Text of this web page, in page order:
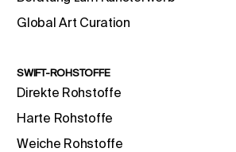
Global Art Curation
SWIFT-ROHSTOFFE
Direkte Rohstoffe
Harte Rohstoffe
Weiche Rohstoffe